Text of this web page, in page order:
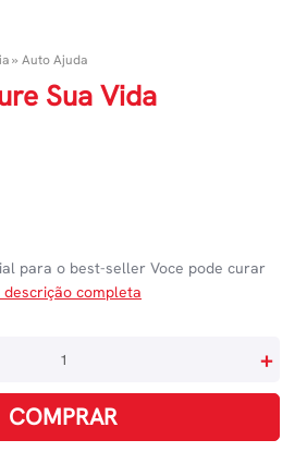
» Auto Ajuda
Sua Vida
para o best-seller Voce pode curar
descrição completa
+
COMPRAR